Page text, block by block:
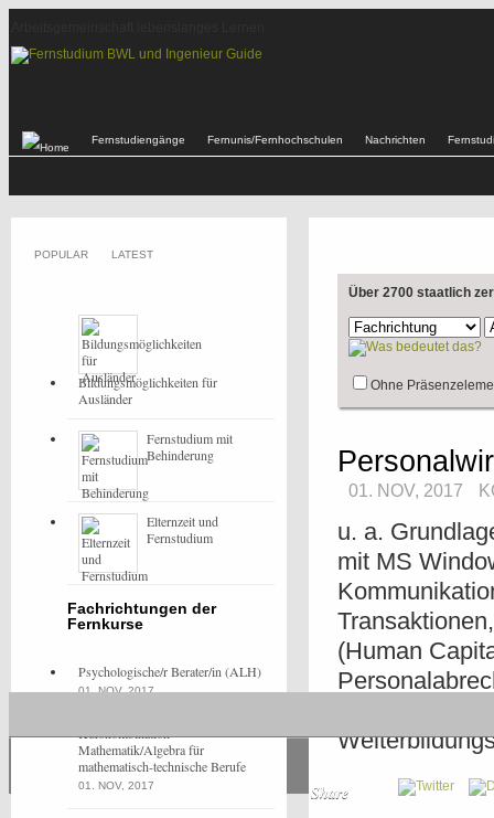
Fernstudiengänge Fernunis/Fernhochschulen Nachrichten
Über 2700 staatlich
Ohne
01. NOV, 2017
u. a.
mit MS
(Human
Share
POPULAR LATEST
Bildungsmöglichkeiten für
Ausländer
Fernstudium mit
Behinderung
Elternzeit und
Fernstudium
Fachrichtungen der
Fernkurse
Psychologische/r Berater/in (ALH)
01. NOV, 2017
Kurskombination
Mathematik/Algebra für
mathematisch-technische Berufe
01. NOV, 2017